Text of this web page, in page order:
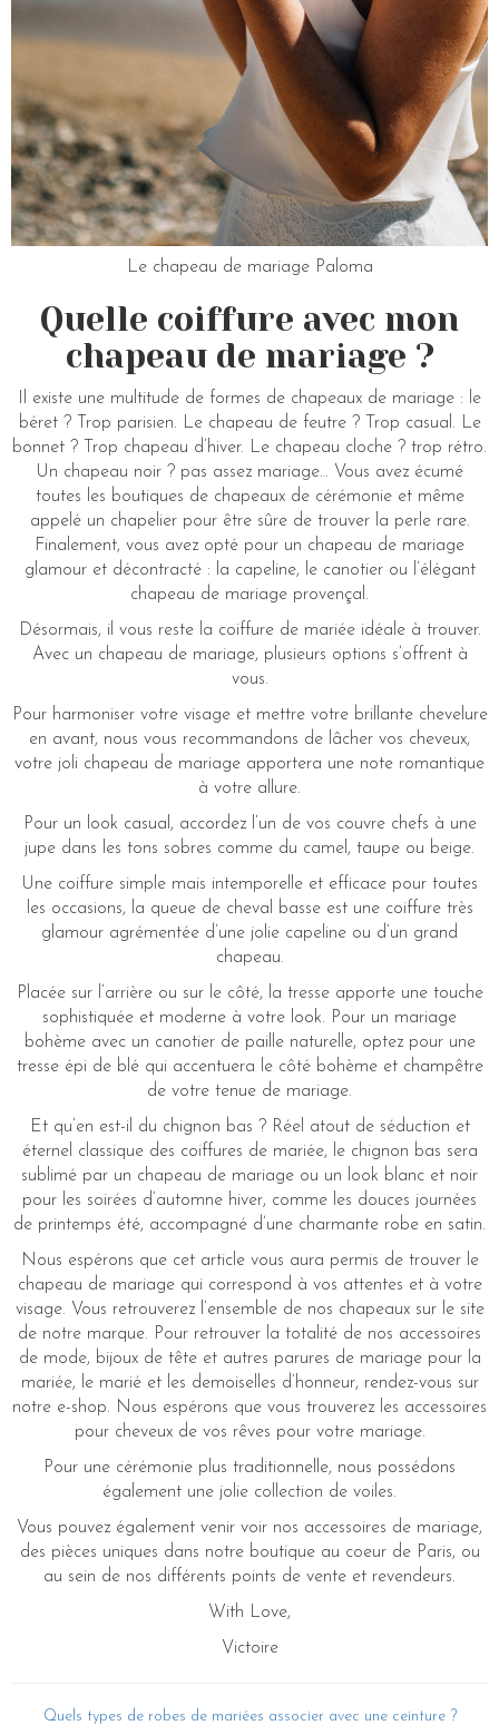
Le chapeau de mariage Paloma
Quelle coiffure avec mon
chapeau de mariage ?
Il existe une multitude de formes de chapeaux de mariage : le
béret ? Trop parisien. Le chapeau de feutre ? Trop casual. Le
bonnet ? Trop chapeau d’hiver. Le chapeau cloche ? trop rétro.
Un chapeau noir ? pas assez mariage… Vous avez écumé
toutes les boutiques de chapeaux de cérémonie et même
appelé un chapelier pour être sûre de trouver la perle rare.
Finalement, vous avez opté pour un chapeau de mariage
glamour et décontracté : la capeline, le canotier ou l’élégant
chapeau de mariage provençal.
Désormais, il vous reste la coiffure de mariée idéale à trouver.
Avec un chapeau de mariage, plusieurs options s’offrent à
vous.
Pour harmoniser votre visage et mettre votre brillante chevelure
en avant, nous vous recommandons de lâcher vos cheveux,
votre joli chapeau de mariage apportera une note romantique
à votre allure.
Pour un look casual, accordez l’un de vos couvre chefs à une
jupe dans les tons sobres comme du camel, taupe ou beige.
Une coiffure simple mais intemporelle et efficace pour toutes
les occasions, la queue de cheval basse est une coiffure très
glamour agrémentée d’une jolie capeline ou d’un grand
chapeau.
Placée sur l’arrière ou sur le côté, la tresse apporte une touche
sophistiquée et moderne à votre look. Pour un mariage
bohème avec un canotier de paille naturelle, optez pour une
tresse épi de blé qui accentuera le côté bohème et champêtre
de votre tenue de mariage.
Et qu’en est-il du chignon bas ? Réel atout de séduction et
éternel classique des coiffures de mariée, le chignon bas sera
sublimé par un chapeau de mariage ou un look blanc et noir
pour les soirées d’automne hiver, comme les douces journées
de printemps été, accompagné d’une charmante robe en satin.
Nous espérons que cet article vous aura permis de trouver le
chapeau de mariage qui correspond à vos attentes et à votre
visage. Vous retrouverez l’ensemble de nos chapeaux sur le site
de notre marque. Pour retrouver la totalité de nos accessoires
de mode, bijoux de tête et autres parures de mariage pour la
mariée, le marié et les demoiselles d’honneur, rendez-vous sur
notre e-shop. Nous espérons que vous trouverez les accessoires
pour cheveux de vos rêves pour votre mariage.
Pour une cérémonie plus traditionnelle, nous possédons
également une jolie collection de voiles.
Vous pouvez également venir voir nos accessoires de mariage,
des pièces uniques dans notre boutique au coeur de Paris, ou
au sein de nos différents points de vente et revendeurs.
With Love,
Victoire
Quels types de robes de mariées associer avec une ceinture ?